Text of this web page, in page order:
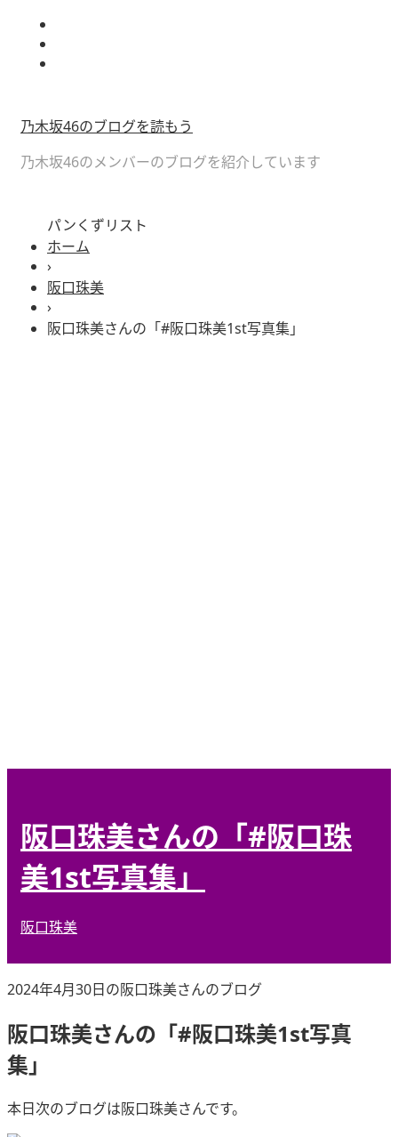
乃木坂46のブログを読もう
乃木坂46のメンバーのブログを紹介しています
パンくずリスト
ホーム
›
阪口珠美
›
阪口珠美さんの「#阪口珠美1st写真集」
阪口珠美さんの「#阪口珠
美1st写真集」
阪口珠美
2024年4月30日の阪口珠美さんのブログ
阪口珠美さんの「#阪口珠美1st写真
集」
本日次のブログは阪口珠美さんです。